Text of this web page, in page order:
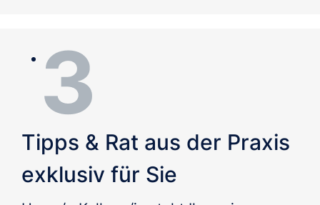
Tipps & Rat aus der Praxis
exklusiv für Sie